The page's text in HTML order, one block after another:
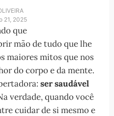
21, 2025
que
mão de tudo que lhe
maiores mitos que nos
do corpo e da mente.
ser saudável
verdade, quando você
cuidar de si mesmo e